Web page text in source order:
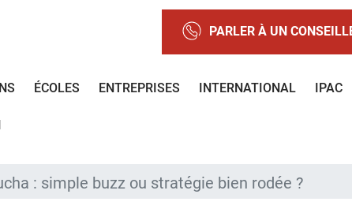
PARLER À UN
ÉCOLES ENTREPRISES INTERNATIONAL IPAC
: simple buzz ou stratégie bien rodée ?